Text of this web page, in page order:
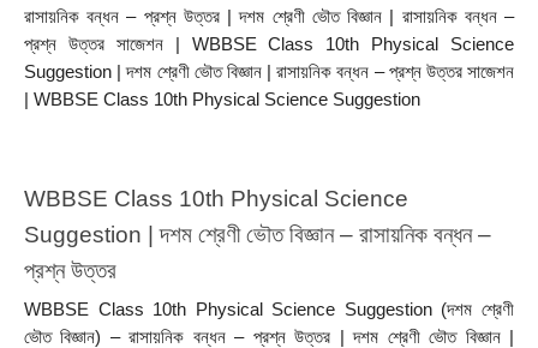
রাসায়নিক বন্ধন – প্রশ্ন উত্তর | দশম শ্রেণী ভৌত বিজ্ঞান | রাসায়নিক বন্ধন –
প্রশ্ন উত্তর সাজেশন | WBBSE Class 10th Physical Science
Suggestion | দশম শ্রেণী ভৌত বিজ্ঞান | রাসায়নিক বন্ধন – প্রশ্ন উত্তর সাজেশন
| WBBSE Class 10th Physical Science Suggestion
WBBSE Class 10th Physical Science
Suggestion | দশম শ্রেণী ভৌত বিজ্ঞান – রাসায়নিক বন্ধন –
প্রশ্ন উত্তর
WBBSE Class 10th Physical Science Suggestion (দশম শ্রেণী
ভৌত বিজ্ঞান) – রাসায়নিক বন্ধন – প্রশ্ন উত্তর | দশম শ্রেণী ভৌত বিজ্ঞান |